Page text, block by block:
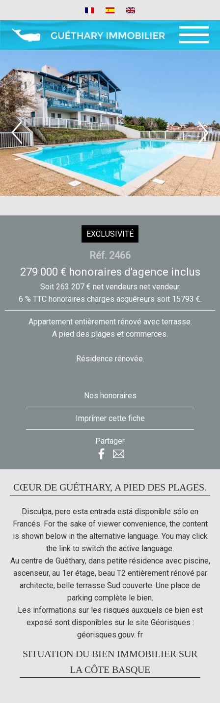
CŒUR DE GUÉTHARY, A PIED DES PLAGES.
Disculpa, pero esta entrada está disponible sólo en
Francés. For the sake of viewer convenience, the content
is shown below in the alternative language. You may click
the link to switch the active language.
Au centre de Guéthary, dans petite résidence avec piscine,
ascenseur, au 1er étage, beau T2 entièrement rénové par
architecte, belle terrasse Sud couverte. Une place de
parking complète le bien.
Les informations sur les risques auxquels ce bien est
exposé sont disponibles sur le site Géorisques :
géorisques.gouv. fr
SITUATION DU BIEN IMMOBILIER SUR
LA CÔTE BASQUE
EXCLUSIVITÉ
Réf. 2466
279 000 € honoraires d'agence inclus
Soit 263 207 € net vendeurs net vendeur
6 % TTC honoraires charges acquéreurs soit 15793 €.
Appartement entièrement rénové avec terrasse.
A pied des plages et commerces.
Résidence rénovée.
Nos honoraires
Imprimer cette fiche
Partager